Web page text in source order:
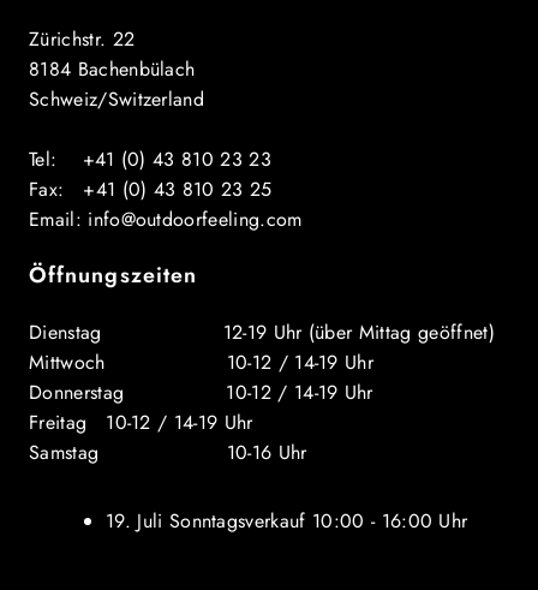
Zürichstr. 22
8184 Bachenbülach
Schweiz/Switzerland
Tel: +41 (0) 43 810 23 23
Fax: +41 (0) 43 810 23 25
Email: info@outdoorfeeling.com
Öffnungszeiten
Dienstag 12-19 Uhr (über Mittag geöffnet)
Mittwoch 10-12 / 14-19 Uhr
Donnerstag 10-12 / 14-19 Uhr
Freitag 10-12 / 14-19 Uhr
Samstag 10-16 Uhr
19. Juli Sonntagsverkauf 10:00 - 16:00 Uhr